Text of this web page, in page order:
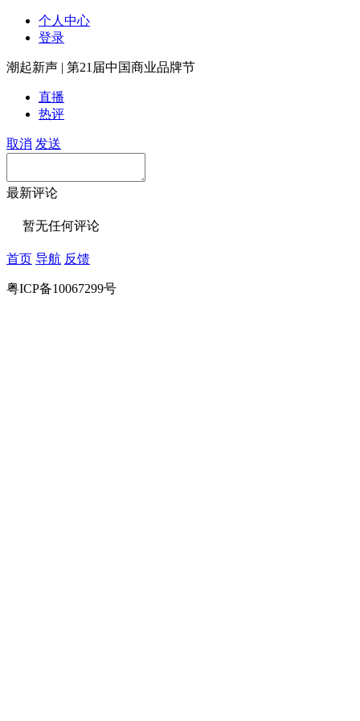
个人中心
登录
潮起新声 | 第21届中国商业品牌节
直播
热评
取消 发送
最新评论
暂无任何评论
首页 导航 反馈
粤ICP备10067299号